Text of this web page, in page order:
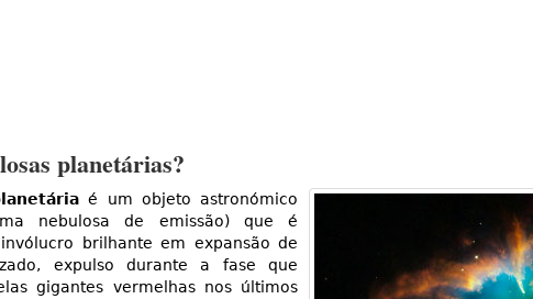
planetárias?
é um objeto astronómico
nebulosa de emissão) que é
brilhante em expansão de
expulso durante a fase que
gigantes vermelhas nos últimos